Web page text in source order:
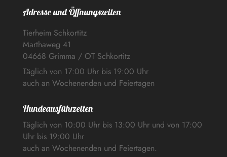
Adresse und Öffnungszeiten
Tierheim Schkortitz
Marthaweg 41
04668 Grimma / OT Schkortitz
Täglich von 17:00 Uhr bis 19:00 Uhr
auch an Wochenenden und Feiertagen
Hundeausführzeiten
Täglich von 10:00 Uhr bis 13:00 Uhr und von 17:00
Uhr bis 19:00 Uhr
auch an Wochenenden und Feiertagen.